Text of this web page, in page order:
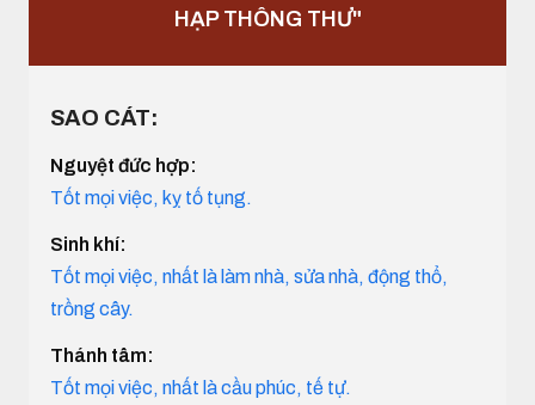
HẠP THÔNG THƯ"
SAO CÁT:
Nguyệt đức hợp:
Tốt mọi việc, kỵ tố tụng.
Sinh khí:
Tốt mọi việc, nhất là làm nhà, sửa nhà, động thổ,
trồng cây.
Thánh tâm:
Tốt mọi việc, nhất là cầu phúc, tế tự.